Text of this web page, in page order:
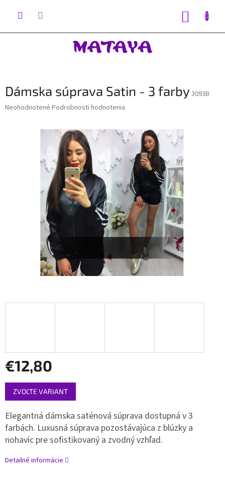
Dámska súprava Satin - 3 farby 3093B
Priemerné
Neohodnotené Podrobnosti hodnotenia
€12,80
Jednotková
cena:
ZVOĽTE VARIANT
Elegantná dámska saténová súprava dostupná v 3
farbách. Luxusná súprava pozostávajúca z blúzky a
nohavíc pre sofistikovaný a zvodný vzhľad.
Detailné informácie